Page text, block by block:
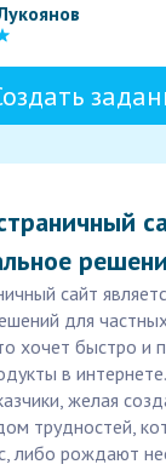
сайт
для
хочет быстро и
в
желая
трудностей,
либо рождают